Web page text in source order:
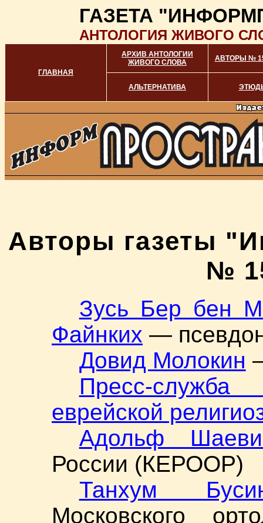
ГАЗЕТА
АНТОЛОГИЯ ЖИВОГО
ГЛАВНАЯ
АРХИВ АНТОЛОГИИ
ЖИВОГО СЛОВА
АВТОРЫ №
АЛЬТЕРНАТИВА
Авторы газеты
№
Зусь Бер бен
Файнких —
Довид Молокин
Пресс-
еврейской
Адольф
России (КЕРООР)
Танхум
Московского